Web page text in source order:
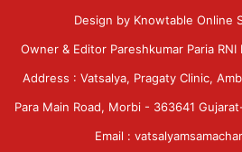
Design by Knowtable Online
Owner & Editor Pareshkumar Paria
Address : Vatsalya, Pragaty Clinic,
Para Main Road, Morbi - 363641
Email :